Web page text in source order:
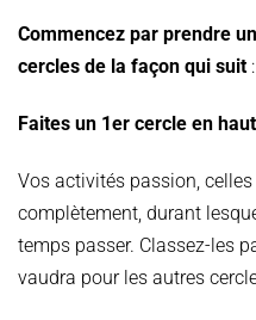
Commencez par prendre
cercles de la façon qui suit :
Faites un 1er cercle en
Vos activités passion,
complètement, durant
temps passer. Classez-les
vaudra pour les autres